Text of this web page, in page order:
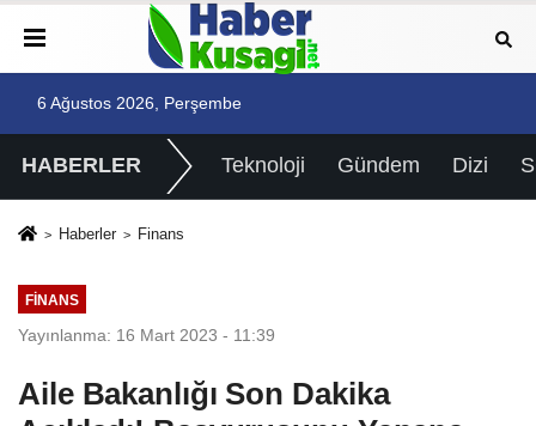
6 Ağustos 2026, Perşembe
HABERLER Teknoloji Gündem Dizi
Haberler Finans
FINANS
Yayınlanma: 16 Mart 2023 - 11:39
Aile Bakanlığı Son Dakika